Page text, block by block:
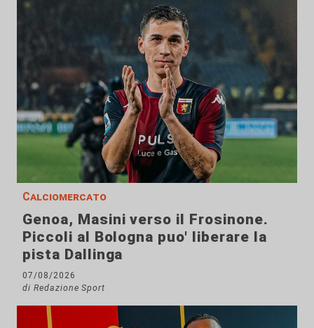
Calciomercato
Genoa, Masini verso il Frosinone.
Piccoli al Bologna puo' liberare la
pista Dallinga
07/08/2026
di Redazione Sport